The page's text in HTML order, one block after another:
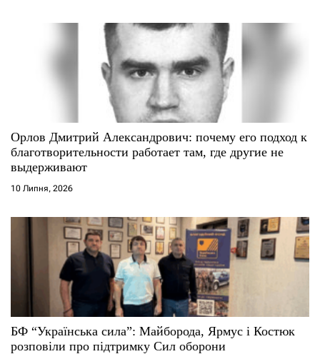
Орлов Дмитрий Александрович: почему его подход к
благотворительности работает там, где другие не
выдерживают
10 Липня, 2026
БФ “Українська сила”: Майборода, Ярмус і Костюк
розповіли про підтримку Сил оборони